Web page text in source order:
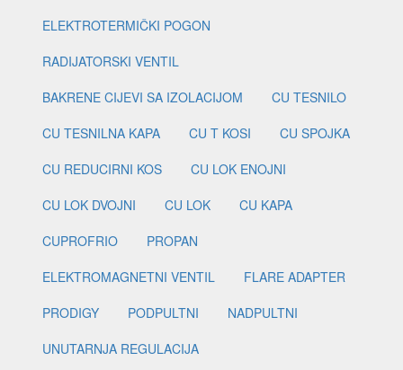
ELEKTROTERMIČKI POGON
RADIJATORSKI VENTIL
BAKRENE CIJEVI SA IZOLACIJOM
CU TESNILO
CU TESNILNA KAPA
CU T KOSI
CU SPOJKA
CU REDUCIRNI KOS
CU LOK ENOJNI
CU LOK DVOJNI
CU LOK
CU KAPA
CUPROFRIO
PROPAN
ELEKTROMAGNETNI VENTIL
FLARE ADAPTER
PRODIGY
PODPULTNI
NADPULTNI
UNUTARNJA REGULACIJA